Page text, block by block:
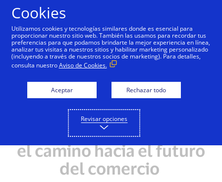
Generación Z: Liderando
el camino hacia el futuro
del comercio
Cookies
Utilizamos cookies y tecnologías similares donde es esencial para
proporcionar nuestro sitio web. También las usamos para recordar tus
preferencias para que podamos brindarte la mejor experiencia en línea,
analizar tus visitas a nuestros sitios y habilitar marketing personalizado
(incluyendo a través de nuestros socios de marketing). Para detalles,
consulta nuestroAviso de Cookies.
Aceptar Rechazar todo
Revisar opciones